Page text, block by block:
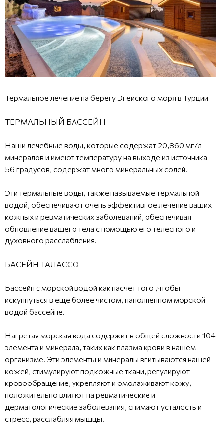
Термальное лечение на берегу Эгейского моря в Турции
ТЕРМАЛЬНЫЙ БАССЕЙН
Наши лечебные воды, которые содержат 20,860 мг/л
минералов и имеют температуру на выходе из источника
56 градусов, содержат много минеральных солей.
Эти термальные воды, также называемые термальной
водой, обеспечивают очень эффективное лечение ваших
кожных и ревматических заболеваний, обеспечивая
обновление вашего тела с помощью его телесного и
духовного расслабления.
БАСЕЙН ТАЛАССО
Бассейн с морской водой как насчет того ,чтобы
искупнуться в еще более чистом, наполненном морской
водой бассейне.
Нагретая морская вода содержит в общей сложности 104
элемента и минерала, таких как плазма крови в нашем
организме. Эти элементы и минералы впитываются нашей
кожей, стимулируют подкожные ткани, регулируют
кровообращение, укрепляют и омолаживают кожу,
положительно влияют на ревматические и
дерматологические заболевания, снимают усталость и
стресс, расслабляя мышцы.